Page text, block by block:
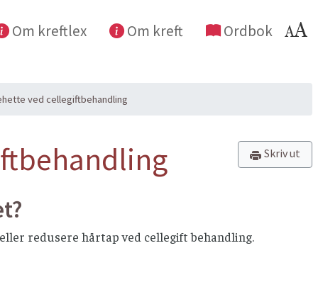
Om kreftlex Om kreft Ordbok
ved cellegiftbehandling
Skriv ut
redusere hårtap ved cellegift behandling.